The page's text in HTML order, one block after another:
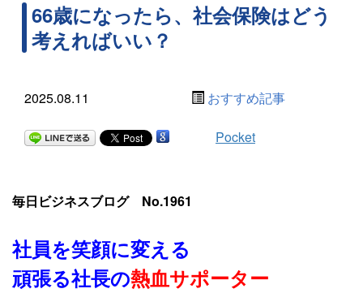
66歳になったら、社会保険はどう
考えればいい？
2025.08.11 おすすめ記事
Pocket
毎日ビジネスブログ No.1961
社員を笑顔に変える
頑張る社長の熱血サポーター